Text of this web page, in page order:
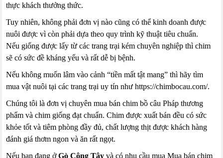
thực khách thưởng thức.
Tuy nhiên, không phải đơn vị nào cũng có thể kinh doanh được
nuôi được vì còn phải dựa theo quy trình kỹ thuật tiêu chuẩn.
Nếu giống được lấy từ các trang trại kém chuyên nghiệp thì chim
sẽ có sức đề kháng yếu và rất dễ bị bệnh.
Nếu không muốn lâm vào cảnh “tiền mất tật mang” thì hãy tìm
mua vật nuôi tại các trang trại uy tín như https://chimbocau.com/.
Chúng tôi là đơn vị chuyên mua bán chim bồ câu Pháp thương
phẩm và chim giống đạt chuẩn. Chim được xuất bán đều có sức
khỏe tốt và tiêm phòng đầy đủ, chất lượng thịt được khách hàng
đánh giá thơm ngon và ăn rất ngọt.
Nếu bạn đang ởGò Công Tây và có nhu cầu mua Mua bán chim